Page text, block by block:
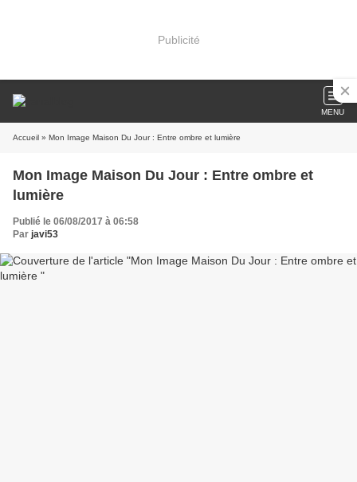
Publicité
MENU
Accueil » Mon Image Maison Du Jour : Entre ombre et lumière
Mon Image Maison Du Jour : Entre ombre et
lumière
Publié le 06/08/2017 à 06:58
Par javi53